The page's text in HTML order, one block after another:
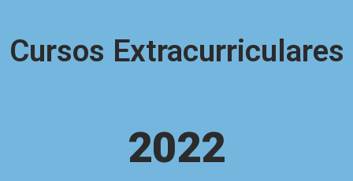
Cursos Extracurriculares
2022